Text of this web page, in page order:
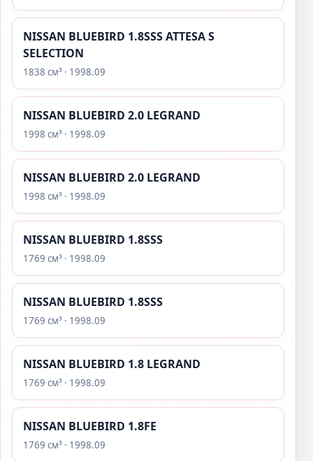
NISSAN BLUEBIRD 1.8SSS ATTESA S
SELECTION
1838 см³ · 1998.09
NISSAN BLUEBIRD 2.0 LEGRAND
1998 см³ · 1998.09
NISSAN BLUEBIRD 2.0 LEGRAND
1998 см³ · 1998.09
NISSAN BLUEBIRD 1.8SSS
1769 см³ · 1998.09
NISSAN BLUEBIRD 1.8SSS
1769 см³ · 1998.09
NISSAN BLUEBIRD 1.8 LEGRAND
1769 см³ · 1998.09
NISSAN BLUEBIRD 1.8FE
1769 см³ · 1998.09